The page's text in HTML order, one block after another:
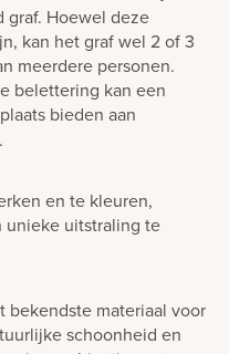
graf. Hoewel deze
kan het graf wel 2 of 3
meerdere personen.
belettering kan een
bieden aan
en te kleuren,
unieke uitstraling te
bekendste materiaal voor
schoonheid en